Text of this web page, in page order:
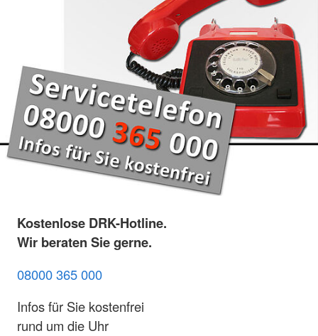
Kostenlose DRK-Hotline.
Wir beraten Sie gerne.
08000 365 000
Infos für Sie kostenfrei
rund um die Uhr